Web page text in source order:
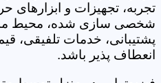
تجربه، تجهیزات و ابزارهای
شخصی سازی شده، محیط
پشتیبانی، خدمات
انعطاف پذیر باشد.